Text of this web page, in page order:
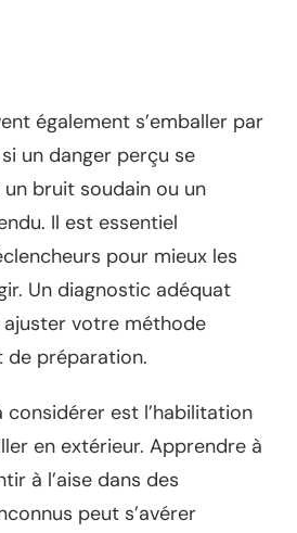
également s’emballer par
si un danger perçu se
bruit soudain ou un
Il est essentiel
pour mieux les
Un diagnostic adéquat
votre méthode
de préparation.
considérer est l’habilitation
en extérieur. Apprendre à
à l’aise dans des
peut s’avérer